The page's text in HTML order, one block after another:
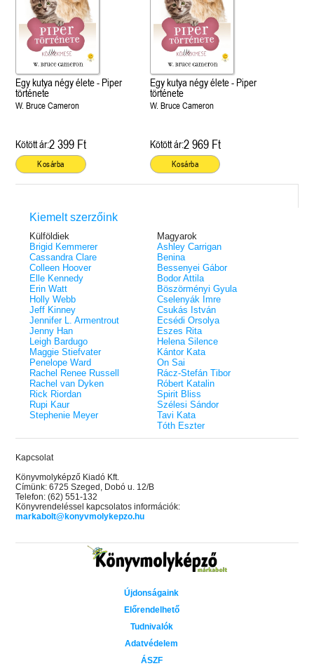
Egy kutya négy élete - Piper
története
W. Bruce Cameron
Kötött ár:2 399 Ft
Kosárba
Egy kutya négy élete - Piper
története
W. Bruce Cameron
Kötött ár:2 969 Ft
Kosárba
Kiemelt szerzőink
Külföldiek
Brigid Kemmerer
Cassandra Clare
Colleen Hoover
Elle Kennedy
Erin Watt
Holly Webb
Jeff Kinney
Jennifer L. Armentrout
Jenny Han
Leigh Bardugo
Maggie Stiefvater
Penelope Ward
Rachel Renee Russell
Rachel van Dyken
Rick Riordan
Rupi Kaur
Stephenie Meyer
Magyarok
Ashley Carrigan
Benina
Bessenyei Gábor
Bodor Attila
Böszörményi Gyula
Cselenyák Imre
Csukás István
Ecsédi Orsolya
Eszes Rita
Helena Silence
Kántor Kata
On Sai
Rácz-Stefán Tibor
Róbert Katalin
Spirit Bliss
Szélesi Sándor
Tavi Kata
Tóth Eszter
Kapcsolat
Könyvmolyképző Kiadó Kft.
Címünk: 6725 Szeged, Dobó u. 12/B
Telefon: (62) 551-132
Könyvrendeléssel kapcsolatos információk:
markabolt@konyvmolykepzo.hu
Újdonságaink
Előrendelhető
Tudnivalók
Adatvédelem
ÁSZF